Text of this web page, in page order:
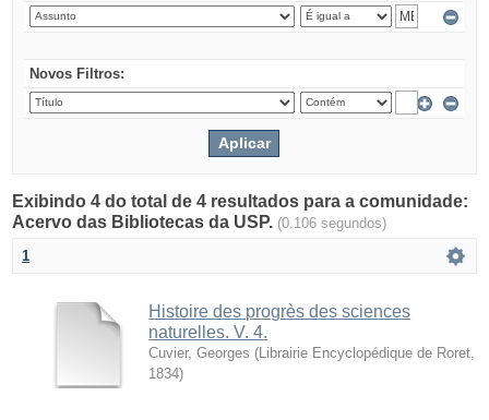
Novos Filtros:
Exibindo 4 do total de 4 resultados para a comunidade:
Acervo das Bibliotecas da USP. (0.106 segundos)
1
Histoire des progrès des sciences
naturelles. V. 4.
Cuvier, Georges ( Librairie Encyclopédique de Roret
1834)